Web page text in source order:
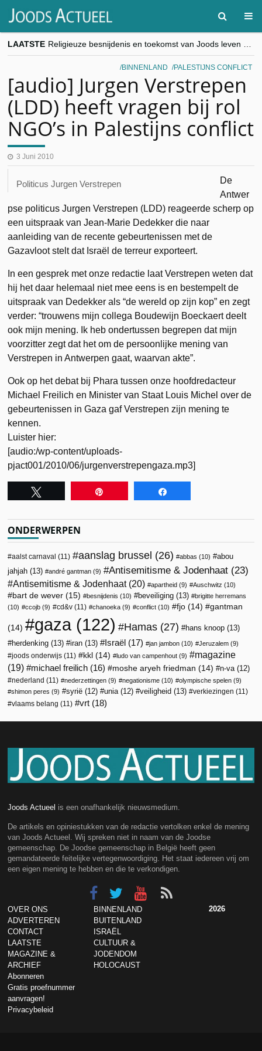
LAATSTE
“Besnijdenisdebat toont hoe moeilijk seculiere Westen minderheden begrijpt”, Jinnih Beels (Vooruit)
CITYTRIP | ROEMENIË – Boekarest: de verrassing van Oost-Europa
goKosher lanceert nieuwe website en samenwerking met Mishpacha voor kosher travel en simchas wereldwijd
BINNENLAND PALESTIJNS CONFLICT
[audio] Jurgen Verstrepen
(LDD) heeft vragen bij rol
NGO’s in Palestijns conflict
3 Juni 2010
Politicus Jurgen Verstrepen
De
Antwer
pse politicus Jurgen Verstrepen (LDD) reageerde scherp op
een uitspraak van Jean-Marie Dedekker die naar
aanleiding van de recente gebeurtenissen met de
Gazavloot stelt dat Israël de terreur exporteert.
In een gesprek met onze redactie laat Verstrepen weten dat
hij het daar helemaal niet mee eens is en bestempelt de
uitspraak van Dedekker als “de wereld op zijn kop” en zegt
verder: “trouwens mijn collega Boudewijn Boeckaert deelt
ook mijn mening. Ik heb ondertussen begrepen dat mijn
voorzitter zegt dat het om de persoonlijke mening van
Verstrepen in Antwerpen gaat, waarvan akte”.
Ook op het debat bij Phara tussen onze hoofdredacteur
Michael Freilich en Minister van Staat Louis Michel over de
gebeurtenissen in Gaza gaf Verstrepen zijn mening te
kennen.
Luister hier:
[audio:/wp-content/uploads-
pjact001/2010/06/jurgenverstrepengaza.mp3]
ONDERWERPEN
aalst carnaval (11) aanslag brussel (26) abbas (10)
abou
jahjah (13) andré gantman (9) Antisemitisme & Jodenhaat (23)
Antisemitisme & Jodenhaat(20) apartheid (9) Auschwitz (10)
bart de wever (15) besnijdenis (10) beveiliging (13)
brigitte herremans
(10)
ccojb (9) cd&v (11) chanoeka (9) conflict (10) fjo (14) gantman
(14) gaza (122) Hamas (27) hans knoop (13)
herdenking (13) iran (13) Israël (17) jan jambon (10) Jeruzalem (9)
joods onderwijs (11) kkl (14) ludo van campenhout (9)
magazine
(19)
michael freilich (16) moshe aryeh friedman (14) n-va (12)
nederland (11) nederzettingen (9) negationisme (10) olympische spelen (9)
shimon peres (9) syrië (12) unia (12) veiligheid (13) verkiezingen (11)
vlaams belang (11) vrt (18)
Joods Actueel is een onafhankelijk nieuwsmedium.
De artikels en opiniestukken van de redactie vertolken enkel de mening
van Joods Actueel. Wij spreken niet in naam van de Joodse
gemeenschap. De Joodse gemeenschap in België heeft geen
gemandateerde feitelijke vertegenwoordiging. Het staat iedereen vrij om
een eigen mening te hebben en die te verkondigen.
OVER ONS
ADVERTEREN
CONTACT
LAATSTE
MAGAZINE &
ARCHIEF
Abonneren
Gratis proefnummer
aanvragen!
Privacybeleid
BINNENLAND
BUITENLAND
ISRAËL
CULTUUR &
JODENDOM
HOLOCAUST
2026